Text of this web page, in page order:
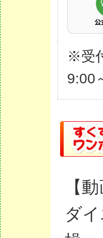
※受
9:00
【
ダ